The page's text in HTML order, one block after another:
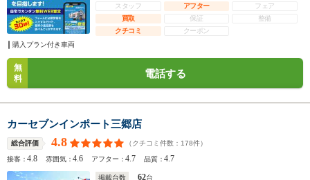
スタッフ
アフター
フェア
買取
保証
整備
クチコミ
クーポン
購入プラン付き車両
無
料
電話する
カーセブンインポート三郷店
総合評価 4.8 （クチコミ件数： 178件）
接客：4.8 雰囲気：4.6 アフター：4.7 品質：4.7
掲載台数 62台